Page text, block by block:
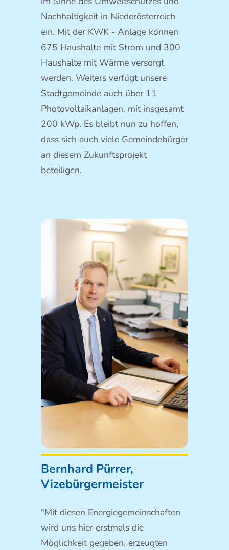
Nachhaltigkeit in Niederösterreich
ein. Mit der KWK - Anlage können
675 Haushalte mit Strom und 300
Haushalte mit Wärme versorgt
werden. Weiters verfügt unsere
Stadtgemeinde auch über 11
Photovoltaikanlagen, mit insgesamt
200 kWp. Es bleibt nun zu hoffen,
dass sich auch viele Gemeindebürger
an diesem Zukunftsprojekt
beteiligen.
Bernhard Pürrer,
Vizebürgermeister
"Mit diesen Energiegemeinschaften
wird uns hier erstmals die
Möglichkeit gegeben, erzeugten